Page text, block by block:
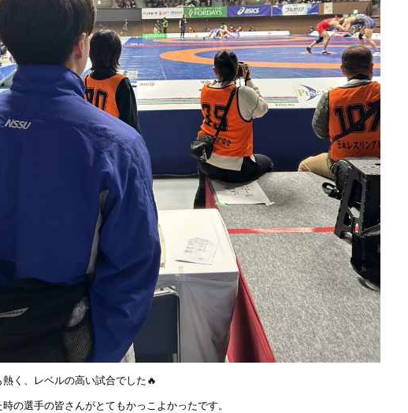
く、レベルの高い試合でした🔥
の選手の皆さんがとてもかっこよかったです。